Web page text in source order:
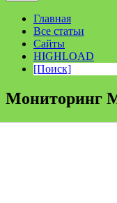
Главная
Все статьи
Сайты
HIGHLOAD
[Поиск]
Мониторинг